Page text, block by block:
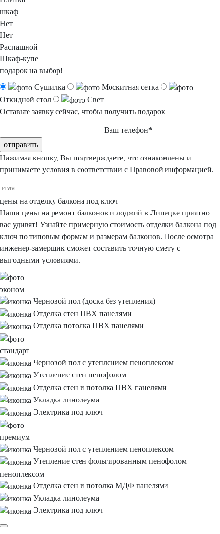
шкаф
Нет
Нет
Распашной
Шкаф-купе
подарок на выбор!
Сушилка
Москитная сетка
Откидной стол
Свет
Оставьте заявку сейчас, чтобы получить подарок
Ваш телефон*
отправить
Нажимая кнопку, Вы подтверждаете, что ознакомлены и
принимаете условия в соответствии с Правовой информацией.
цены на отделку балкона под ключ
Наши цены на ремонт балконов и лоджий в Липецке приятно
вас удивят! Узнайте примерную стоимость отделки балкона под
ключ по типовым формам и размерам балконов. После осмотра
инженер-замерщик сможет составить точную смету с
выгодными условиями.
эконом
Черновой пол (доска без утепления)
Отделка стен ПВХ панелями
Отделка потолка ПВХ панелями
стандарт
Черновой пол с утеплением пеноплексом
Утепление стен пенофолом
Отделка стен и потолка ПВХ панелями
Укладка линолеума
Электрика под ключ
премиум
Черновой пол с утеплением пеноплексом
Утепление стен фольгированным пенофолом +
пеноплексом
Отделка стен и потолка МДФ панелями
Укладка линолеума
Электрика под ключ